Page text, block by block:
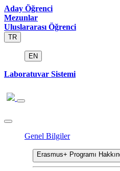
Aday Öğrenci
Mezunlar
Uluslararası Öğrenci
TR
EN
Laboratuvar Sistemi
Genel Bilgiler
Erasmus+ Programı